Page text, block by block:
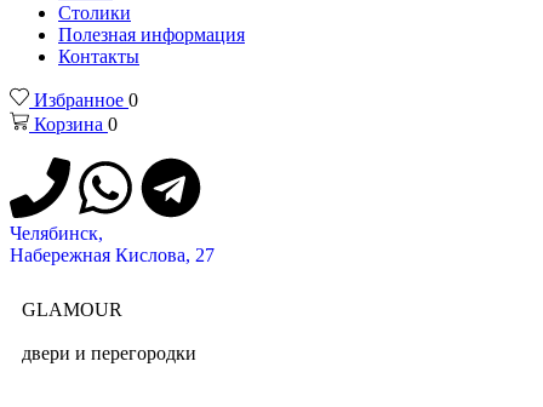
Столики
Полезная информация
Контакты
Избранное 0
Корзина 0
Челябинск,
Набережная Кислова, 27
GLAMOUR
двери и перегородки